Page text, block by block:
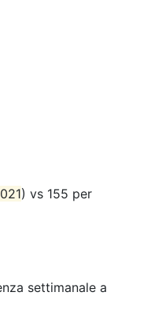
) vs 155 per
settimanale a